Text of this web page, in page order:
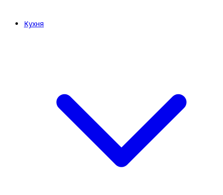
Кухня